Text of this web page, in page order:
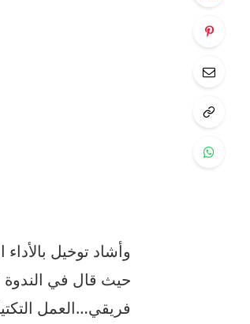
وأشاد توخيل
حيث قال في الندوة
فريقي…العمل